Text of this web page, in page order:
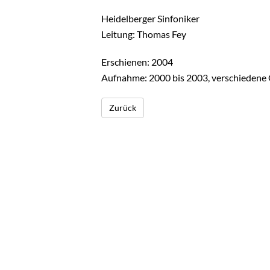
Heidelberger Sinfoniker
Leitung: Thomas Fey
Erschienen: 2004
Aufnahme: 2000 bis 2003, verschiedene
Zurück